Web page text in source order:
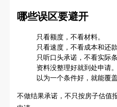
哪些误区要避开
只看额度，不看材料。
只看速度，不看成本和还款
只听口头承诺，不看实际条
资料没整理好就到处申请。
以为一个条件好，就能覆
不做结果承诺，不只按房子估值